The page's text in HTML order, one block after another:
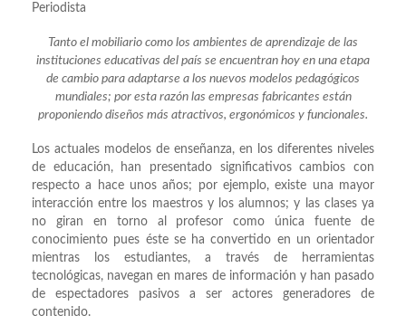
Periodista
Tanto el mobiliario como los ambientes de aprendizaje de las
instituciones educativas del país se encuentran hoy en una etapa
de cambio para adaptarse a los nuevos modelos pedagógicos
mundiales; por esta razón las empresas fabricantes están
proponiendo diseños más atractivos, ergonómicos y funcionales.
Los actuales modelos de enseñanza, en los diferentes niveles
de educación, han presentado significativos cambios con
respecto a hace unos años; por ejemplo, existe una mayor
interacción entre los maestros y los alumnos; y las clases ya
no giran en torno al profesor como única fuente de
conocimiento pues éste se ha convertido en un orientador
mientras los estudiantes, a través de herramientas
tecnológicas, navegan en mares de información y han pasado
de espectadores pasivos a ser actores generadores de
contenido.